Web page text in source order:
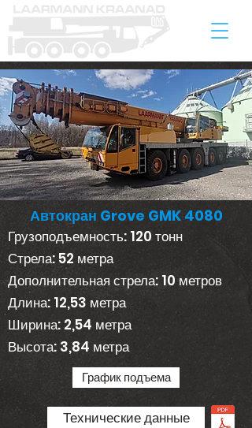
Автокран Grove GMK 4080
Грузоподъемность: 120 тонн
Стрела: 52 метра
Дополнительная стрела: 10 метров
Длина: 12,53 метра
Ширина: 2,54 метра
Высота: 3,84 метра
График подъема
Технические данные